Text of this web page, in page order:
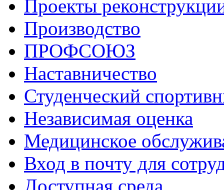
Проекты
Производство
ПРОФСОЮЗ
Наставничество
Студенческий
Независимая оценка
Медицинское
Вход в почту для